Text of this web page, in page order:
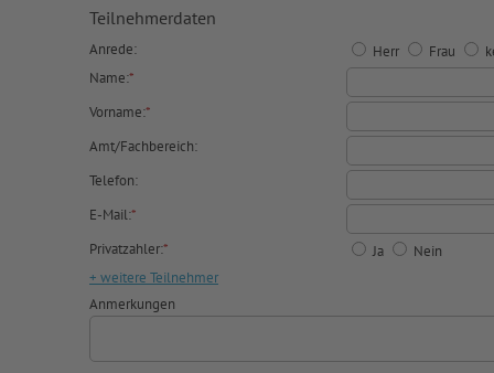
Teilnehmerdaten
Anrede: Herr Frau
Name:*
Vorname:*
Amt/Fachbereich:
Telefon:
E-Mail:*
Privatzahler:* Ja
Nein
+ weitere Teilnehmer
Anmerkungen